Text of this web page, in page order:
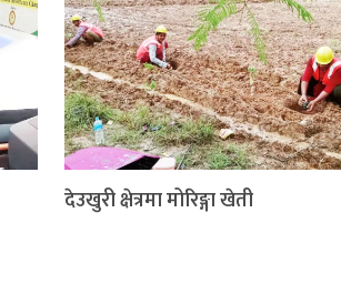
देउखुरी क्षेत्रमा मोरिङ्गा खेती